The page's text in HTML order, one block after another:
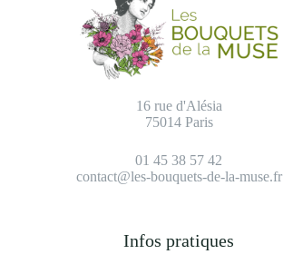
16 rue d'Alésia
75014 Paris
01 45 38 57 42
contact@les-bouquets-de-la-muse.fr
Infos pratiques